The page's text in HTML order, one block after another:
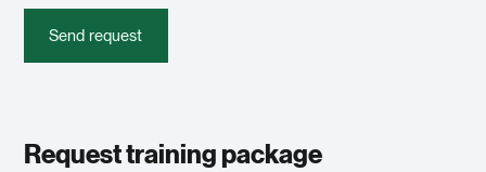
Send request
Request training package